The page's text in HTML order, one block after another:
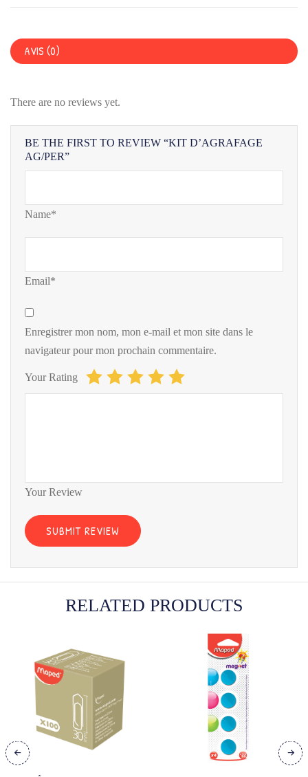
AVIS (0)
There are no reviews yet.
BE THE FIRST TO REVIEW “KIT D’AGRAFAGE
AG/PER”
Name*
Email*
Enregistrer mon nom, mon e-mail et mon site dans le
navigateur pour mon prochain commentaire.
Your Rating
Your Review
RELATED PRODUCTS